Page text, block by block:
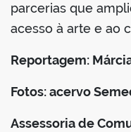
parcerias que
acesso à arte e ao
Reportagem:
Fotos: acervo
Assessoria de